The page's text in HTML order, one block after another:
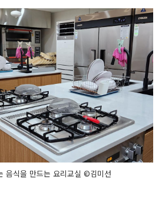
음식을 만드는 요리교실 ©김미선